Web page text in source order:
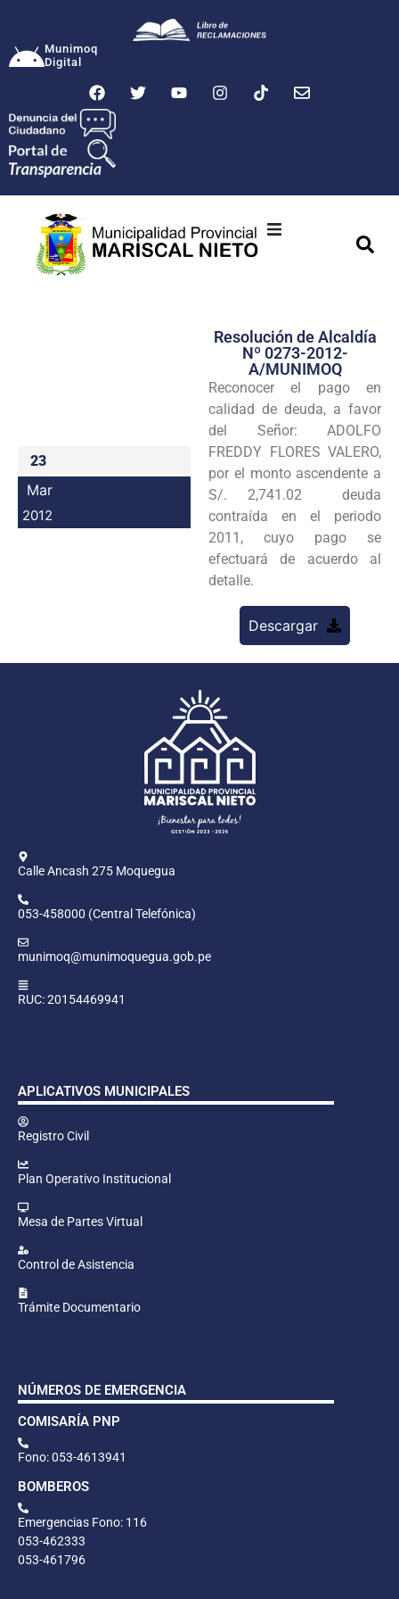
Munimoq
Digital
Transparencia
Seguridad
Programas
Intranet
23
Mar
2012
Resolución de Alcaldía
Nº 0273-2012-
A/MUNIMOQ
Reconocer el pago en
calidad de deuda, a favor
del Señor: ADOLFO
FREDDY FLORES VALERO,
por el monto ascendente a
S/. 2,741.02 deuda
contraída en el periodo
2011, cuyo pago se
efectuará de acuerdo al
detalle.
Descargar
Calle Ancash 275 Moquegua
053-458000 (Central Telefónica)
munimoq@munimoquegua.gob.pe
RUC: 20154469941
APLICATIVOS MUNICIPALES
Registro Civil
Plan Operativo Institucional
Mesa de Partes Virtual
Control de Asistencia
Trámite Documentario
NÚMEROS DE EMERGENCIA
COMISARÍA PNP
Fono: 053-4613941
BOMBEROS
Emergencias Fono: 116
053-462333
053-461796